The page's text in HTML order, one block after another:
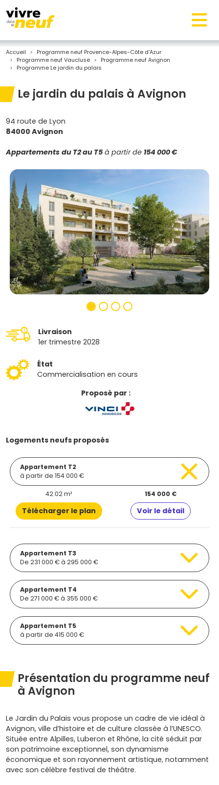
Accueil
Programme neuf Provence-Alpes-Côte d'Azur
Programme neuf Vaucluse
Programme neuf Avignon
Programme Le jardin du palais
Le jardin du palais à Avignon
94 route de Lyon
84000 Avignon
Appartements du T2 au T5 à partir de 154 000 €
Livraison
1er trimestre 2028
État
Commercialisation en cours
Proposé par :
Logements neufs proposés
Appartement T2
à partir de 154 000 €
42.02 m² 154 000 €
Télécharger le plan Voir le détail
Appartement T3
De 231 000 € à 295 000 €
Appartement T4
De 271 000 € à 355 000 €
Appartement T5
à partir de 415 000 €
Présentation du programme neuf
à Avignon
Le Jardin du Palais vous propose un cadre de vie idéal à
Avignon, ville d’histoire et de culture classée à l’UNESCO.
Située entre Alpilles, Luberon et Rhône, la cité séduit par
son patrimoine exceptionnel, son dynamisme
économique et son rayonnement artistique, notamment
avec son célèbre festival de théâtre.